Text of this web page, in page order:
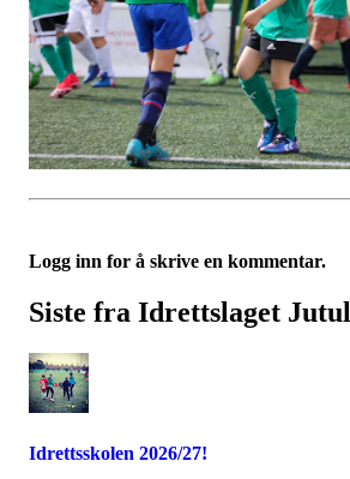
Logg inn for å skrive en kommentar.
Siste fra Idrettslaget Jutul
Idrettsskolen 2026/27!